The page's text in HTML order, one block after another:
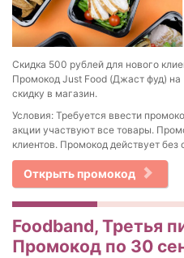
Скидка 500 рублей для нового
Промокод Just Food (Джаст фуд) на
скидку в магазин.
Условия: Требуется ввести
акции участвуют все товары.
клиентов. Промокод действует
Открыть промокод
Foodband, Третья
Промокод по 30